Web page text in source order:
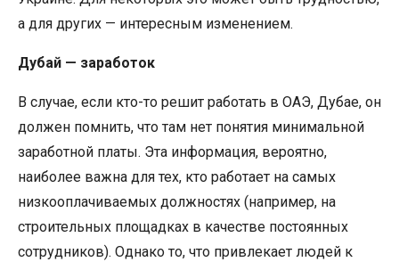
а для других — интересным изменением.
Дубай — заработок
В случае, если кто-то решит работать в ОАЭ, Дубае, он
должен помнить, что там нет понятия минимальной
заработной платы. Эта информация, вероятно,
наиболее важна для тех, кто работает на самых
низкооплачиваемых должностях (например, на
строительных площадках в качестве постоянных
сотрудников). Однако то, что привлекает людей к